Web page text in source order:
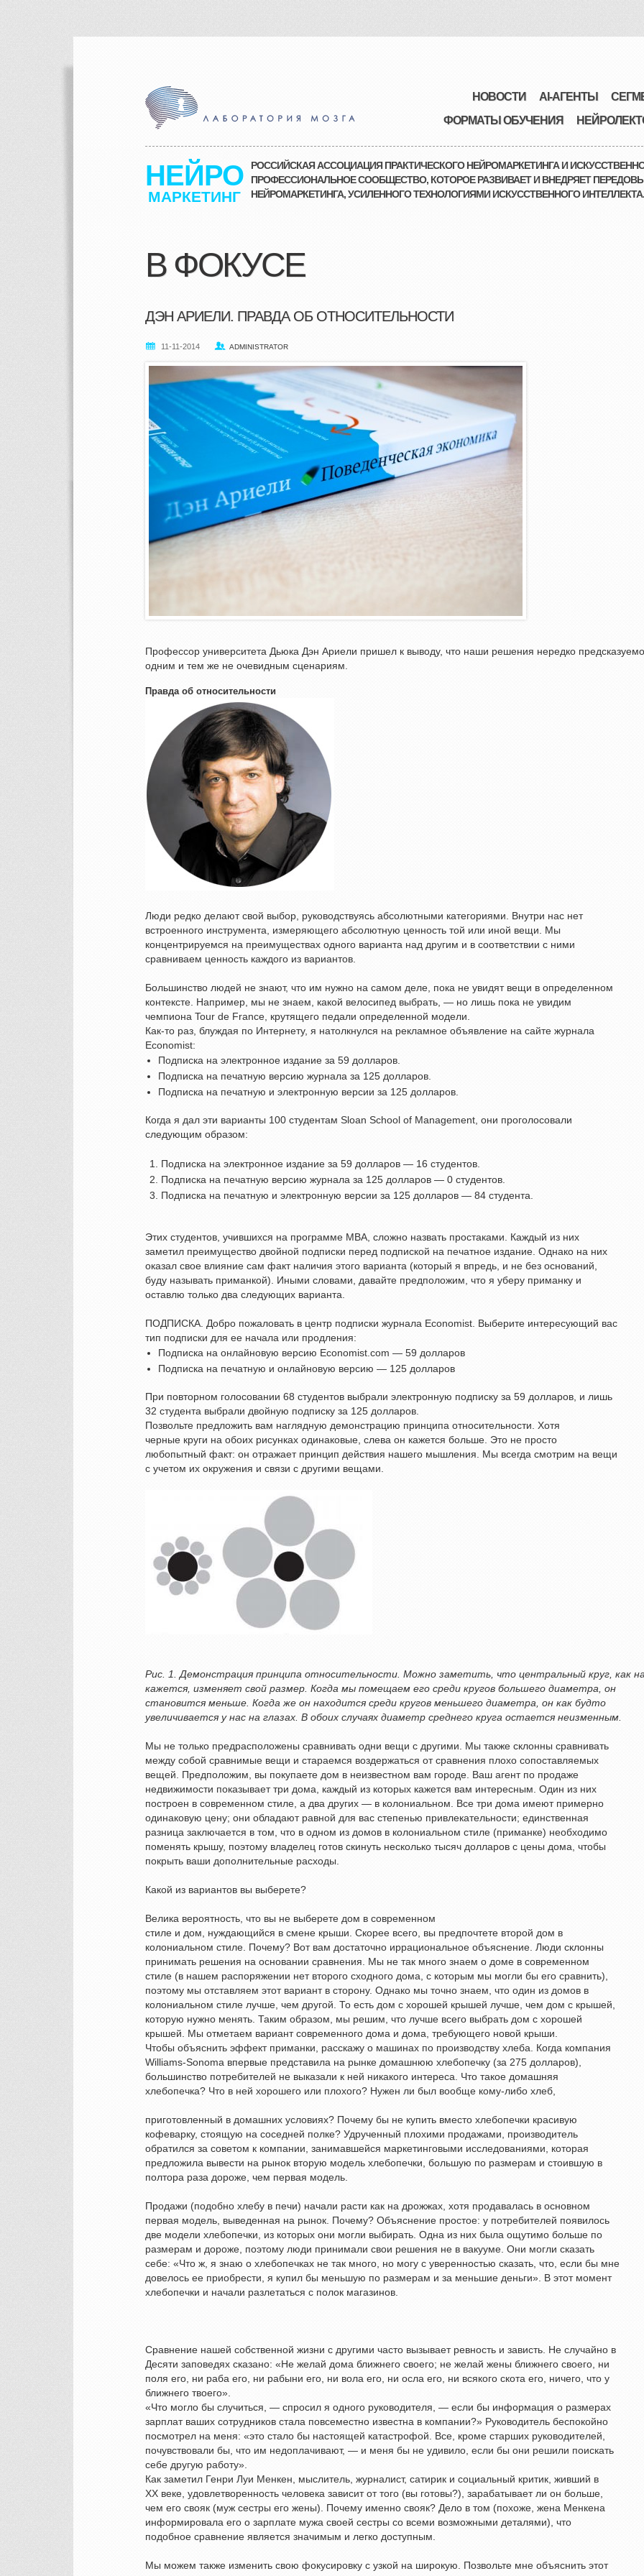
НОВОСТИ AI-АГЕНТЫ
ФОРМАТЫ ОБУЧЕНИЯ
НЕЙРО
МАРКЕТИНГ
РОССИЙСКАЯ АССОЦИАЦИЯ ПРАКТИЧЕСКОГО НЕЙРОМАРКЕТИНГА И
ПРОФЕССИОНАЛЬНОЕ СООБЩЕСТВО, КОТОРОЕ РАЗВИВАЕТ И ВНЕДРЯЕТ
НЕЙРОМАРКЕТИНГА, УСИЛЕННОГО ТЕХНОЛОГИЯМИ ИСКУССТВЕННОГО ИНТЕЛЛЕКТА.
В ФОКУСЕ
ДЭН АРИЕЛИ. ПРАВДА ОБ ОТНОСИТЕЛЬНОСТИ
11-11-2014 ADMINISTRATOR
Профессор университета Дьюка Дэн Ариели пришел к выводу, что наши решения нередко
одним и тем же не очевидным сценариям.
Правда об относительности
Люди редко делают свой выбор, руководствуясь абсолютными категориями. Внутри нас нет
встроенного инструмента, измеряющего абсолютную ценность той или иной вещи. Мы
концентрируемся на преимуществах одного варианта над другим и в соответствии с ними
сравниваем ценность каждого из вариантов.
Большинство людей не знают, что им нужно на самом деле, пока не увидят вещи в определенном
контексте. Например, мы не знаем, какой велосипед выбрать, — но лишь пока не увидим
чемпиона Tour de France, крутящего педали определенной модели.
Как-то раз, блуждая по Интернету, я натолкнулся на рекламное объявление на сайте журнала
Economist:
Подписка на электронное издание за 59 долларов.
Подписка на печатную версию журнала за 125 долларов.
Подписка на печатную и электронную версии за 125 долларов.
Когда я дал эти варианты 100 студентам Sloan School of Management, они проголосовали
следующим образом:
Подписка на электронное издание за 59 долларов — 16 студентов.
Подписка на печатную версию журнала за 125 долларов — 0 студентов.
Подписка на печатную и электронную версии за 125 долларов — 84 студента.
Этих студентов, учившихся на программе MBA, сложно назвать простаками. Каждый из них
заметил преимущество двойной подписки перед подпиской на печатное издание. Однако на них
оказал свое влияние сам факт наличия этого варианта (который я впредь, и не без оснований,
буду называть приманкой). Иными словами, давайте предположим, что я уберу приманку и
оставлю только два следующих варианта.
ПОДПИСКА. Добро пожаловать в центр подписки журнала Economist. Выберите интересующий вас
тип подписки для ее начала или продления:
Подписка на онлайновую версию Economist.com — 59 долларов
Подписка на печатную и онлайновую версию — 125 долларов
При повторном голосовании 68 студентов выбрали электронную подписку за 59 долларов, и лишь
32 студента выбрали двойную подписку за 125 долларов.
Позвольте предложить вам наглядную демонстрацию принципа относительности. Хотя
черные круги на обоих рисунках одинаковые, слева он кажется больше. Это не просто
любопытный факт: он отражает принцип действия нашего мышления. Мы всегда смотрим на вещи
с учетом их окружения и связи с другими вещами.
Рис. 1. Демонстрация принципа относительности. Можно заметить, что центральный круг, как
кажется, изменяет свой размер. Когда мы помещаем его среди кругов большего диаметра, он
становится меньше. Когда же он находится среди кругов меньшего диаметра, он как будто
увеличивается у нас на глазах. В обоих случаях диаметр среднего круга остается неизменным.
Мы не только предрасположены сравнивать одни вещи с другими. Мы также склонны сравнивать
между собой сравнимые вещи и стараемся воздержаться от сравнения плохо сопоставляемых
вещей. Предположим, вы покупаете дом в неизвестном вам городе. Ваш агент по продаже
недвижимости показывает три дома, каждый из которых кажется вам интересным. Один из них
построен в современном стиле, а два других — в колониальном. Все три дома имеют примерно
одинаковую цену; они обладают равной для вас степенью привлекательности; единственная
разница заключается в том, что в одном из домов в колониальном стиле (приманке) необходимо
поменять крышу, поэтому владелец готов скинуть несколько тысяч долларов с цены дома, чтобы
покрыть ваши дополнительные расходы.
Какой из вариантов вы выберете?
Велика вероятность, что вы не выберете дом в современном
стиле и дом, нуждающийся в смене крыши. Скорее всего, вы предпочтете второй дом в
колониальном стиле. Почему? Вот вам достаточно иррациональное объяснение. Люди склонны
принимать решения на основании сравнения. Мы не так много знаем о доме в современном
стиле (в нашем распоряжении нет второго сходного дома, с которым мы могли бы его сравнить),
поэтому мы отставляем этот вариант в сторону. Однако мы точно знаем, что один из домов в
колониальном стиле лучше, чем другой. То есть дом с хорошей крышей лучше, чем дом с крышей,
которую нужно менять. Таким образом, мы решим, что лучше всего выбрать дом с хорошей
крышей. Мы отметаем вариант современного дома и дома, требующего новой крыши.
Чтобы объяснить эффект приманки, расскажу о машинах по производству хлеба. Когда компания
Williams-Sonoma впервые представила на рынке домашнюю хлебопечку (за 275 долларов),
большинство потребителей не выказали к ней никакого интереса. Что такое домашняя
хлебопечка? Что в ней хорошего или плохого? Нужен ли был вообще кому-либо хлеб,
приготовленный в домашних условиях? Почему бы не купить вместо хлебопечки красивую
кофеварку, стоящую на соседней полке? Удрученный плохими продажами, производитель
обратился за советом к компании, занимавшейся маркетинговыми исследованиями, которая
предложила вывести на рынок вторую модель хлебопечки, большую по размерам и стоившую в
полтора раза дороже, чем первая модель.
Продажи (подобно хлебу в печи) начали расти как на дрожжах, хотя продавалась в основном
первая модель, выведенная на рынок. Почему? Объяснение простое: у потребителей появилось
две модели хлебопечки, из которых они могли выбирать. Одна из них была ощутимо больше по
размерам и дороже, поэтому люди принимали свои решения не в вакууме. Они могли сказать
себе: «Что ж, я знаю о хлебопечках не так много, но могу с уверенностью сказать, что, если бы мне
довелось ее приобрести, я купил бы меньшую по размерам и за меньшие деньги». В этот момент
хлебопечки и начали разлетаться с полок магазинов.
Сравнение нашей собственной жизни с другими часто вызывает ревность и зависть. Не случайно в
Десяти заповедях сказано: «Не желай дома ближнего своего; не желай жены ближнего своего, ни
поля его, ни раба его, ни рабыни его, ни вола его, ни осла его, ни всякого скота его, ничего, что у
ближнего твоего».
«Что могло бы случиться, — спросил я одного руководителя, — если бы информация о размерах
зарплат ваших сотрудников стала повсеместно известна в компании?» Руководитель беспокойно
посмотрел на меня: «это стало бы настоящей катастрофой. Все, кроме старших руководителей,
почувствовали бы, что им недоплачивают, — и меня бы не удивило, если бы они решили поискать
себе другую работу».
Как заметил Генри Луи Менкен, мыслитель, журналист, сатирик и социальный критик, живший в
XX веке, удовлетворенность человека зависит от того (вы готовы?), зарабатывает ли он больше,
чем его свояк (муж сестры его жены). Почему именно свояк? Дело в том (похоже, жена Менкена
информировала его о зарплате мужа своей сестры со всеми возможными деталями), что
подобное сравнение является значимым и легко доступным.
Мы можем также изменить свою фокусировку с узкой на широкую. Позвольте мне объяснить этот